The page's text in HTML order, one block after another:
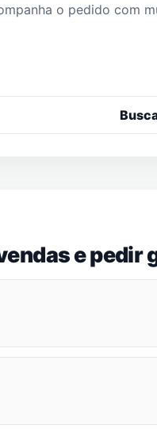
o pedido com
e pedir